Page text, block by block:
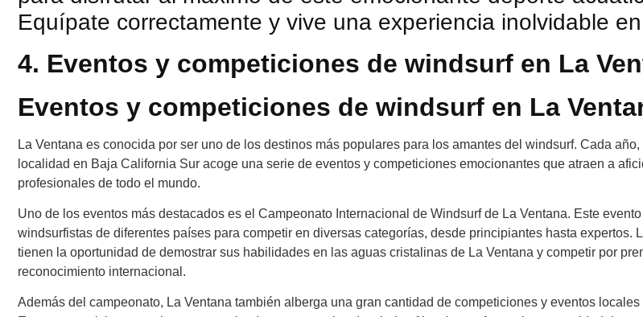
Equípate correctamente y vive una experiencia inolvidable
4. Eventos y competiciones de windsurf en La
Eventos y competiciones de windsurf en La
La Ventana es conocida por ser uno de los destinos más populares para los amantes del windsurf. Cada
localidad en Baja California Sur acoge una serie de eventos y competiciones emocionantes que atraen a
profesionales de todo el mundo.
Uno de los eventos más destacados es el Campeonato Internacional de Windsurf de La Ventana. Este
windsurfistas de diferentes países para competir en diversas categorías, desde principiantes hasta expertos.
tienen la oportunidad de demostrar sus habilidades en las aguas cristalinas de La Ventana y competir por
reconocimiento internacional.
Además del campeonato, La Ventana también alberga una gran cantidad de competiciones y eventos